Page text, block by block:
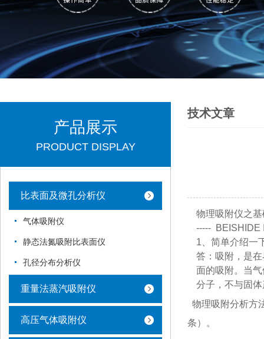
产品展示
PRODUCT DISPLAY
比表面及微孔分析仪
气体吸附仪
静态法氮吸附比表面仪
孔径分布分析仪
重量法蒸汽吸附仪
高压气体吸附仪
技术文章
物理吸附仪之
-----
1、简单介绍一
答：吸附，是
面的吸附。当
分子，不与固
物理吸附分析方
条）。